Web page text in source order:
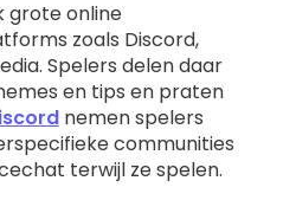
grote online
zoals Discord,
Spelers delen daar
en tips en praten
nemen spelers
communities
terwijl ze spelen.